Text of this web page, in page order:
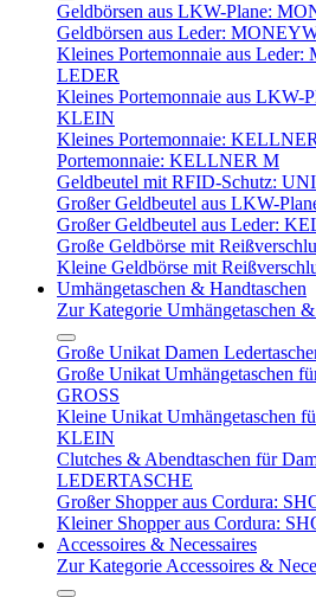
Geldbörsen aus LKW-Plane:
Geldbörsen aus Leder:
Kleines Portemonnaie aus
LEDER
Kleines Portemonnaie aus
KLEIN
Kleines Portemonnaie:
Portemonnaie: KELLNER M
Geldbeutel mit RFID-Schutz:
Großer Geldbeutel aus LKW-
Großer Geldbeutel aus Leder:
Große Geldbörse mit
Kleine Geldbörse mit
Umhängetaschen & Handtaschen
Zur Kategorie Umhängetaschen
Große Unikat Damen
Große Unikat Umhängetaschen
GROSS
Kleine Unikat Umhängetaschen
KLEIN
Clutches & Abendtaschen für
LEDERTASCHE
Großer Shopper aus Cordura:
Kleiner Shopper aus Cordura:
Accessoires & Necessaires
Zur Kategorie Accessoires &